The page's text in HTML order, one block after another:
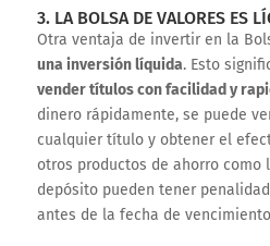
3. LA BOLSA DE VALORES ES
Otra ventaja de invertir en la
una inversión líquida. Esto
vender títulos con facilidad y
dinero rápidamente, se puede
cualquier título y obtener el
otros productos de ahorro como
depósito pueden tener
antes de la fecha de